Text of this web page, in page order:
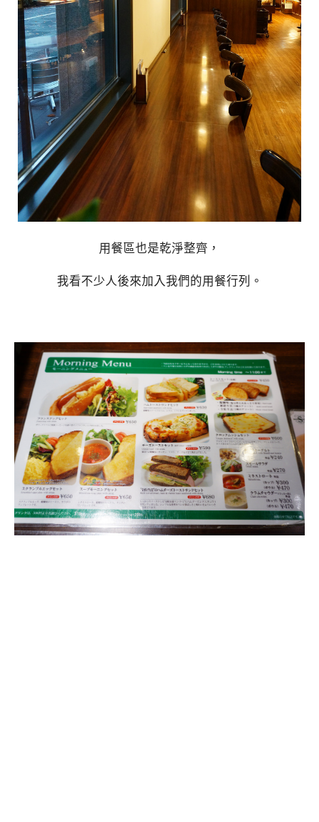
用餐區也是乾淨整齊，
我看不少人後來加入我們的用餐行列。